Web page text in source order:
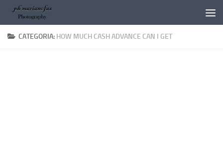
Salta al contenuto
CATEGORIA: HOW MUCH CASH ADVANCE CAN I GET